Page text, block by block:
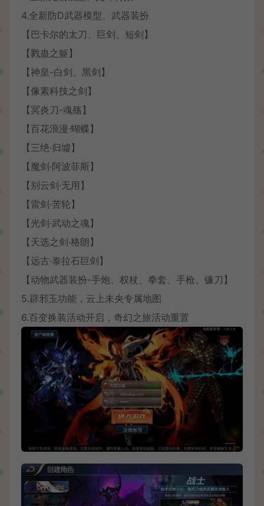
4.全新防D武器模型、武器装扮
【巴卡尔的太刀、巨剑、短剑】
【戮蛊之躯】
【神皇-白剑、黑剑】
【像素科技之剑】
【冥炎刀-魂殇】
【百花浪漫·蝴蝶】
【三绝·归墟】
【魔剑·阿波菲斯】
【别云剑·无用】
【雷剑·苦轮】
【光剑·武动之魂】
【天选之剑·格朗】
【远古·泰拉石巨剑】
【动物武器装扮-手炮、权杖、拳套、手枪、镰刀】
5.辟邪玉功能，云上未央专属地图
6.百变换装活动开启，奇幻之旅活动重置